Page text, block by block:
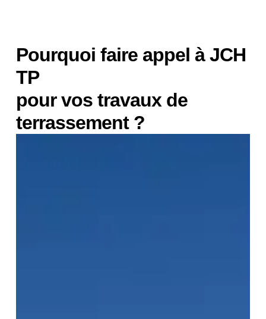
Pourquoi faire appel à JCH
TP
pour vos travaux de
terrassement ?